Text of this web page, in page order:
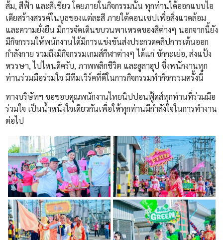
ส้ม, สีฟ้า และสีเขียว โดยภายในกิจกรรมนั้น ทุกท่านได้ออกแบบไอ
เดียสร้างสรรค์ในบูธของแต่ละสี ภายใต้คอนเซปเพื่อสิ่งแวดล้อม
และความยั่งยืน มีการจัดเดินขบวนพาเหรดของสีต่างๆ นอกจากนี้ยัง
มีกิจกรรมให้พนักงานได้มีการแข่งขันส่งประกวดคลิปการเต้นออก
กำลังกาย รวมถึงมีกิจกรรมเกมส์กีฬาต่างๆ ได้แก่ ชักกะเย่อ, ส่งแป้ง
หรรษา, ไปไหนดีครับ, ภาพพลิกชีวิต และฮูลาฮุป ซึ่งพนักงานทุก
ท่านร่วมมือร่วมใจ มีทีมเวิร์คที่ดีในการกิจกรรมทำกิจกรรมครั้งนี้
ทางบริษัทฯ ขอขอบคุณพนักงานไทยนิปปอนฟู้ดส์ทุกท่านที่ร่วมมือ
ร่วมใจ เป็นน้ำหนึ่งใจเดียวกันเพื่อให้ทุกท่านมีกำลังใจในการทำงาน
ต่อไป